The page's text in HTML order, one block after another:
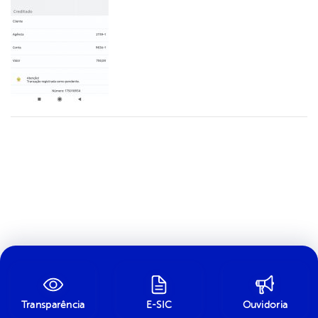
Transparência E-SIC Ouvidoria